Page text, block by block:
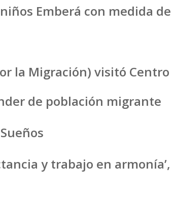
Emberá con medida de
la Migración) visitó Centro
de población migrante
y trabajo en armonía’,